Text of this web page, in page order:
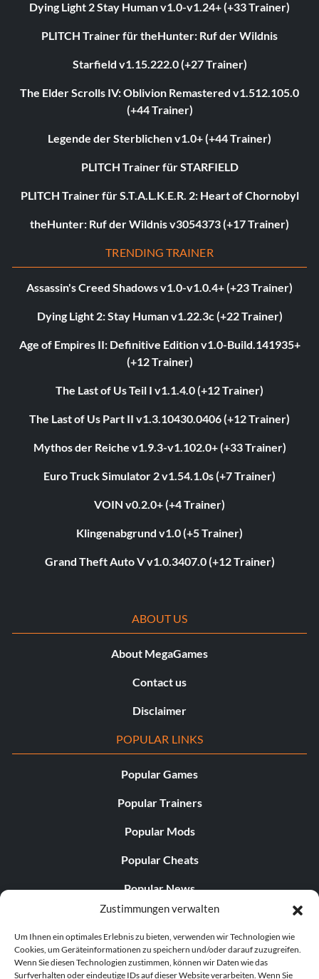
Zustimmungen verwalten
Um Ihnen ein optimales Erlebnis zu bieten, verwenden wir Technologien wie
Cookies, um Geräteinformationen zu speichern und/oder darauf zuzugreifen.
Wenn Sie diesen Technologien zustimmen, können wir Daten wie das
Surfverhalten oder eindeutige IDs auf dieser Website verarbeiten. Wenn Sie
Dying Light 2 Stay Human v1.0-v1.24+ (+33 Trainer)
PLITCH Trainer für theHunter: Ruf der Wildnis
Starfield v1.15.222.0 (+27 Trainer)
The Elder Scrolls IV: Oblivion Remastered v1.512.105.0
(+44 Trainer)
Legende der Sterblichen v1.0+ (+44 Trainer)
PLITCH Trainer für STARFIELD
PLITCH Trainer für S.T.A.L.K.E.R. 2: Heart of Chornobyl
theHunter: Ruf der Wildnis v3054373 (+17 Trainer)
TRENDING TRAINER
Assassin's Creed Shadows v1.0-v1.0.4+ (+23 Trainer)
Dying Light 2: Stay Human v1.22.3c (+22 Trainer)
Age of Empires II: Definitive Edition v1.0-Build.141935+
(+12 Trainer)
The Last of Us Teil I v1.1.4.0 (+12 Trainer)
The Last of Us Part II v1.3.10430.0406 (+12 Trainer)
Mythos der Reiche v1.9.3-v1.102.0+ (+33 Trainer)
Euro Truck Simulator 2 v1.54.1.0s (+7 Trainer)
VOIN v0.2.0+ (+4 Trainer)
Klingenabgrund v1.0 (+5 Trainer)
Grand Theft Auto V v1.0.3407.0 (+12 Trainer)
ABOUT US
About MegaGames
Contact us
Disclaimer
POPULAR LINKS
Popular Games
Popular Trainers
Popular Mods
Popular Cheats
Popular News
Popular Editorials
Popular Free Games
LATEST UPDATES